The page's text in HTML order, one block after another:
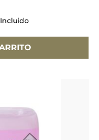
Incluido